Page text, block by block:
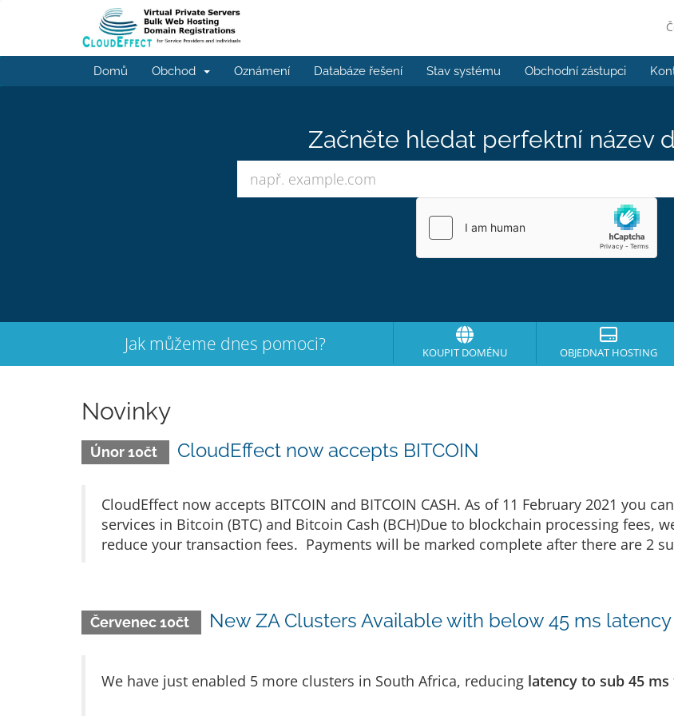
Domů Obchod Oznámení Databáze řešení Stav systému Obchodní zástupci
Začněte hledat perfektní název
Jak můžeme dnes pomoci? KOUPIT DOMÉNU OBJEDNAT HOSTING
Novinky
Únor 10čt CloudEffect now accepts BITCOIN
CloudEffect now accepts BITCOIN and BITCOIN CASH. As of 11 February 2021 you
services in Bitcoin (BTC) and Bitcoin Cash (BCH)Due to blockchain processing fees,
reduce your transaction fees. Payments will be marked complete after there are 2
Červenec 10čt New ZA Clusters Available with below 45 ms latency
We have just enabled 5 more clusters in South Africa, reducing latency to sub 45 ms